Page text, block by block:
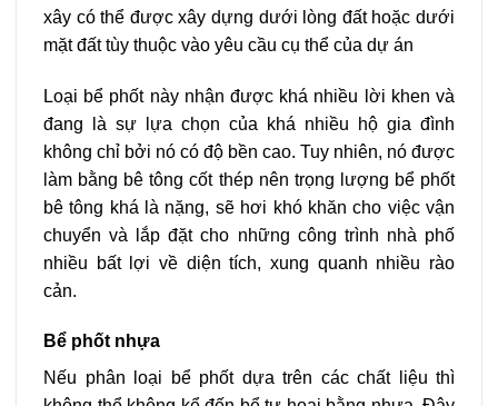
xây có thể được xây dựng dưới lòng đất hoặc dưới
mặt đất tùy thuộc vào yêu cầu cụ thể của dự án
Loại bể phốt này nhận được khá nhiều lời khen và
đang là sự lựa chọn của khá nhiều hộ gia đình
không chỉ bởi nó có độ bền cao. Tuy nhiên, nó được
làm bằng bê tông cốt thép nên trọng lượng bể phốt
bê tông khá là nặng, sẽ hơi khó khăn cho việc vận
chuyển và lắp đặt cho những công trình nhà phố
nhiều bất lợi về diện tích, xung quanh nhiều rào
cản.
Bể phốt nhựa
Nếu phân loại bể phốt dựa trên các chất liệu thì